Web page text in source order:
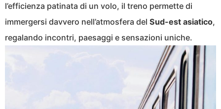
l’efficienza patinata di un volo, il treno permette di
immergersi davvero nell’atmosfera del Sud-est asiatico,
regalando incontri, paesaggi e sensazioni uniche.